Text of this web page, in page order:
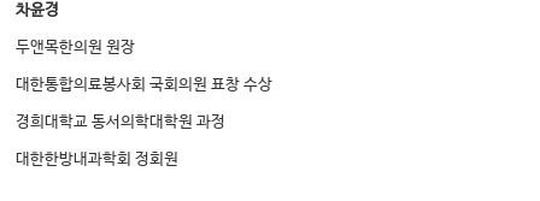
차윤경
두앤목한의원 원장
대한통합의료봉사회 국회의원 표창 수상
경희대학교 동서의학대학원 과정
대한한방내과학회 정회원